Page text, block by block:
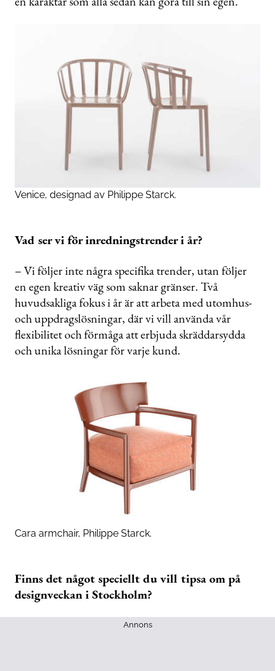
Venice, designad av Philippe Starck.
Vad ser vi för inredningstrender i år?
– Vi följer inte några specifika trender, utan följer
en egen kreativ väg som saknar gränser. Två
huvudsakliga fokus i år är att arbeta med utomhus-
och uppdragslösningar, där vi vill använda vår
flexibilitet och förmåga att erbjuda skräddarsydda
och unika lösningar för varje kund.
Cara armchair, Philippe Starck.
Finns det något speciellt du vill tipsa om på
designveckan i Stockholm?
Annons